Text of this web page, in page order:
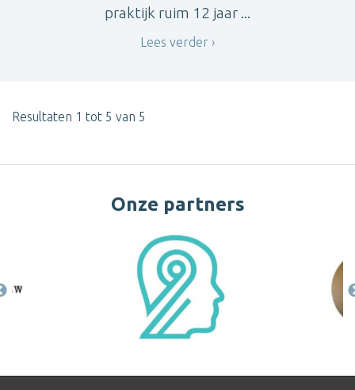
praktijk ruim 12 jaar ...
Lees verder
Resultaten 1 tot 5 van 5
Onze partners